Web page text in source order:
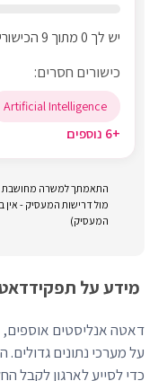
יש לך 0 מתוך 9 הכישורים הנדרשים
כישורים חסרים:
Artificial Intelligence
+6 נוספים
התאמתך למשרה מחושבת על
מול דרישות המעסיק - אין
המעסיק)
מידע על תפקיד
דאטה אנליסטים אוספים,
על מערכי נתונים
כדי לסייע לארגון לקבל